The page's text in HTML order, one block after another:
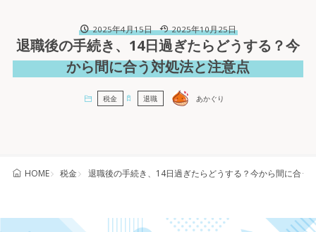
2025年4月15日 2025年10月25日
退職後の手続き、14日過ぎたらどうする？今
から間に合う対処法と注意点
税金 退職 あかぐり
HOME 税金 退職後の手続き、14日過ぎたらどうする？今から間に合う